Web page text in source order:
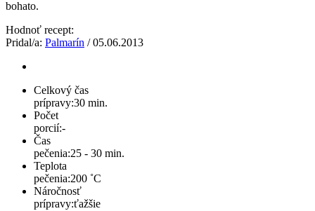
bohato.
Hodnoť recept:
Pridal/a: Palmarín / 05.06.2013
Celkový čas
prípravy:30 min.
Počet
porcií:-
Čas
pečenia:25 - 30 min.
Teplota
pečenia:200 ˚C
Náročnosť
prípravy:ťažšie